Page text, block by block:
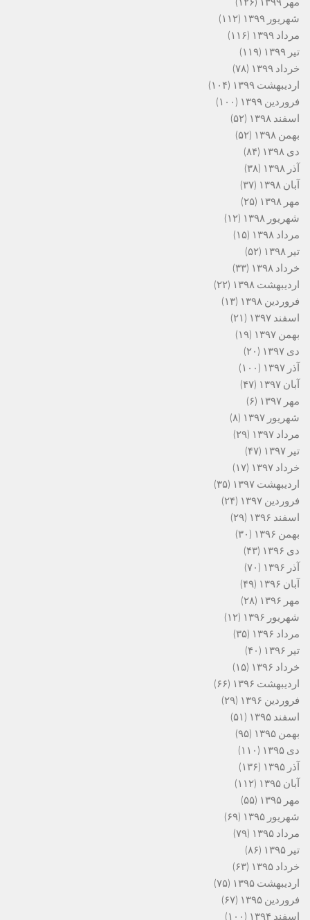
شهریور ۱۳۹۹
(۱۱۲)
مرداد ۱۳۹۹
(۱۱۶)
تیر ۱۳۹۹
(۱۱۹)
خرداد ۱۳۹۹
(۷۸)
اردیبهشت ۱۳۹۹
(۱۰۴)
فروردین ۱۳۹۹
(۱۰۰)
اسفند ۱۳۹۸
(۵۲)
بهمن ۱۳۹۸
(۵۲)
دی ۱۳۹۸
(۸۴)
آذر ۱۳۹۸
(۳۸)
آبان ۱۳۹۸
(۳۷)
مهر ۱۳۹۸
(۲۵)
شهریور ۱۳۹۸
(۱۲)
مرداد ۱۳۹۸
(۱۵)
تیر ۱۳۹۸
(۵۲)
خرداد ۱۳۹۸
(۳۳)
اردیبهشت ۱۳۹۸
(۲۲)
فروردین ۱۳۹۸
(۱۳)
اسفند ۱۳۹۷
(۲۱)
بهمن ۱۳۹۷
(۱۹)
دی ۱۳۹۷
(۲۰)
آذر ۱۳۹۷
(۱۰۰)
آبان ۱۳۹۷
(۴۷)
مهر ۱۳۹۷
(۶)
شهریور ۱۳۹۷
(۸)
مرداد ۱۳۹۷
(۲۹)
تیر ۱۳۹۷
(۴۷)
خرداد ۱۳۹۷
(۱۷)
اردیبهشت ۱۳۹۷
(۳۵)
فروردین ۱۳۹۷
(۲۴)
اسفند ۱۳۹۶
(۲۹)
بهمن ۱۳۹۶
(۳۰)
دی ۱۳۹۶
(۴۳)
آذر ۱۳۹۶
(۷۰)
آبان ۱۳۹۶
(۴۹)
مهر ۱۳۹۶
(۲۸)
شهریور ۱۳۹۶
(۱۲)
مرداد ۱۳۹۶
(۳۵)
تیر ۱۳۹۶
(۴۰)
خرداد ۱۳۹۶
(۱۵)
اردیبهشت ۱۳۹۶
(۶۶)
فروردین ۱۳۹۶
(۲۹)
اسفند ۱۳۹۵
(۵۱)
بهمن ۱۳۹۵
(۹۵)
دی ۱۳۹۵
(۱۱۰)
آذر ۱۳۹۵
(۱۳۶)
آبان ۱۳۹۵
(۱۱۲)
مهر ۱۳۹۵
(۵۵)
شهریور ۱۳۹۵
(۶۹)
مرداد ۱۳۹۵
(۷۹)
تیر ۱۳۹۵
(۸۶)
خرداد ۱۳۹۵
(۶۳)
اردیبهشت ۱۳۹۵
(۷۵)
فروردین ۱۳۹۵
(۶۷)
اسفند ۱۳۹۴
(۱۰۰)